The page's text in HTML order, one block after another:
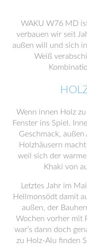
WAKU W76 MD
verbauen wir seit
außen will und sich
Weiß
Wenn innen Holz
Fenster ins Spiel.
Geschmack,
Holzhäusern
weil sich der
Khaki von
Letztes Jahr im
Hellmonsödt damit
außen, der
Wochen vorher mit
war’s dann doch
zu Holz-Alu finden